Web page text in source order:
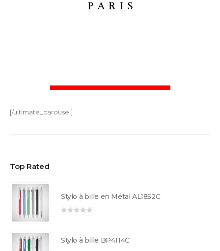
[/ultimate_carousel]
Top Rated
Stylo à bille en Métal AL1852C
Stylo à bille BP4114C